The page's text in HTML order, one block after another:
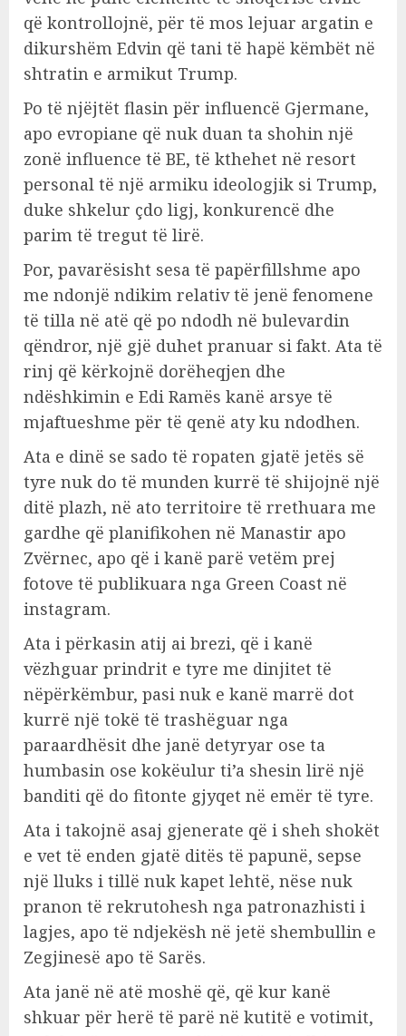
që kontrollojnë, për të mos lejuar argatin e
dikurshëm Edvin që tani të hapë këmbët në
shtratin e armikut Trump.
Po të njëjtët flasin për influencë Gjermane,
apo evropiane që nuk duan ta shohin një
zonë influence të BE, të kthehet në resort
personal të një armiku ideologjik si Trump,
duke shkelur çdo ligj, konkurencë dhe
parim të tregut të lirë.
Por, pavarësisht sesa të papërfillshme apo
me ndonjë ndikim relativ të jenë fenomene
të tilla në atë që po ndodh në bulevardin
qëndror, një gjë duhet pranuar si fakt. Ata të
rinj që kërkojnë dorëheqjen dhe
ndëshkimin e Edi Ramës kanë arsye të
mjaftueshme për të qenë aty ku ndodhen.
Ata e dinë se sado të ropaten gjatë jetës së
tyre nuk do të munden kurrë të shijojnë një
ditë plazh, në ato territoire të rrethuara me
gardhe që planifikohen në Manastir apo
Zvërnec, apo që i kanë parë vetëm prej
fotove të publikuara nga Green Coast në
instagram.
Ata i përkasin atij ai brezi, që i kanë
vëzhguar prindrit e tyre me dinjitet të
nëpërkëmbur, pasi nuk e kanë marrë dot
kurrë një tokë të trashëguar nga
paraardhësit dhe janë detyryar ose ta
humbasin ose kokëulur ti’a shesin lirë një
banditi që do fitonte gjyqet në emër të tyre.
Ata i takojnë asaj gjenerate që i sheh shokët
e vet të enden gjatë ditës të papunë, sepse
një lluks i tillë nuk kapet lehtë, nëse nuk
pranon të rekrutohesh nga patronazhisti i
lagjes, apo të ndjekësh në jetë shembullin e
Zegjinesë apo të Sarës.
Ata janë në atë moshë që, që kur kanë
shkuar për herë të parë në kutitë e votimit,